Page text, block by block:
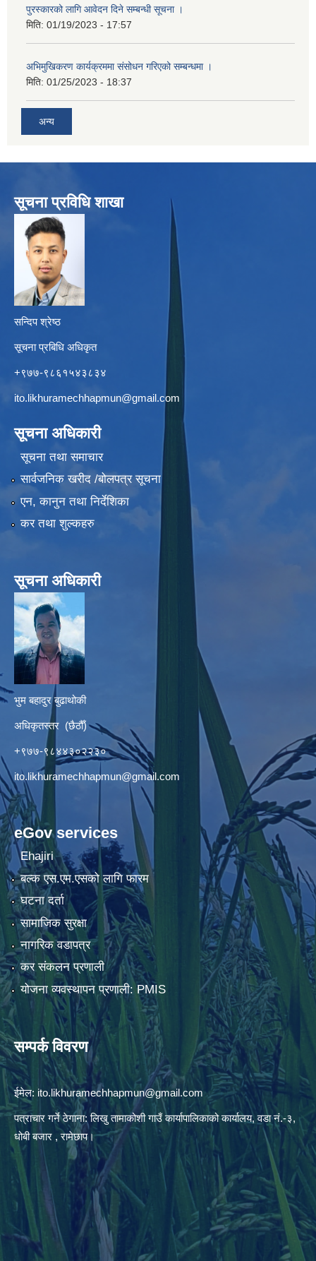
पुरस्कारको लागि आवेदन दिने सम्बन्धी सूचना ।
मिति: 01/19/2023 - 17:57
अभिमुखिकरण कार्यक्रममा संसोधन गरिएको सम्बन्धमा ।
मिति: 01/25/2023 - 18:37
अन्य
सूचना प्रविधि शाखा
सन्दिप श्रेष्ठ
सूचना प्रबिधि अधिकृत
+९७७-९८६१५४३८३४
ito.likhuramechhapmun@gmail.com
सूचना अधिकारी
सूचना तथा समाचार
सार्वजनिक खरीद /बोलपत्र सूचना
एन, कानुन तथा निर्देशिका
कर तथा शुल्कहरु
सूचना अधिकारी
भुम बहादुर बुढाथोकी
अधिकृतस्तर (छैठौँ)
+९७७-९८४४३०२२३०
ito.likhuramechhapmun@gmail.com
eGov services
Ehajiri
बल्क एस.एम.एसको लागि फारम
घटना दर्ता
सामाजिक सुरक्षा
नागरिक वडापत्र
कर संकलन प्रणाली
योजना व्यवस्थापन प्रणाली: PMIS
सम्पर्क विवरण
ईमेल: ito.likhuramechhapmun@gmail.com
पत्राचार गर्ने ठेगाना: लिखु तामाकोशी गाउँ कार्यापालिकाको कार्यालय, वडा नं.-३,
धोबी बजार , रामेछाप।